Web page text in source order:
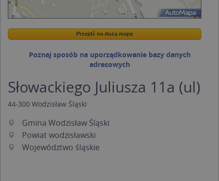
Wstaw tę mapkę na swoją stronę
Przejdź na dużą mapę
Przejdź na dużą mapę
Poznaj sposób na uporządkowanie bazy danych
adresowych
Słowackiego Juliusza 11a (ul)
44-300 Wodzisław Śląski
Gmina Wodzisław Śląski
Powiat wodzisławski
Województwo śląskie